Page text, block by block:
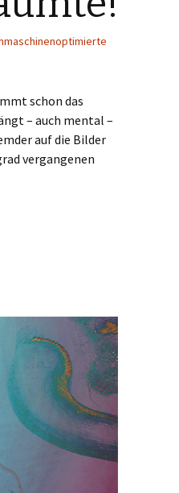
schon das
– auch mental –
auf die Bilder
vergangenen